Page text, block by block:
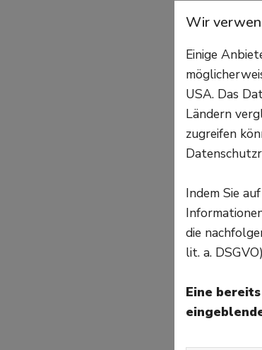
Wir
Einige
USA. Das
Ländern
zugreifen
Indem Sie
die
lit. a.
Eine